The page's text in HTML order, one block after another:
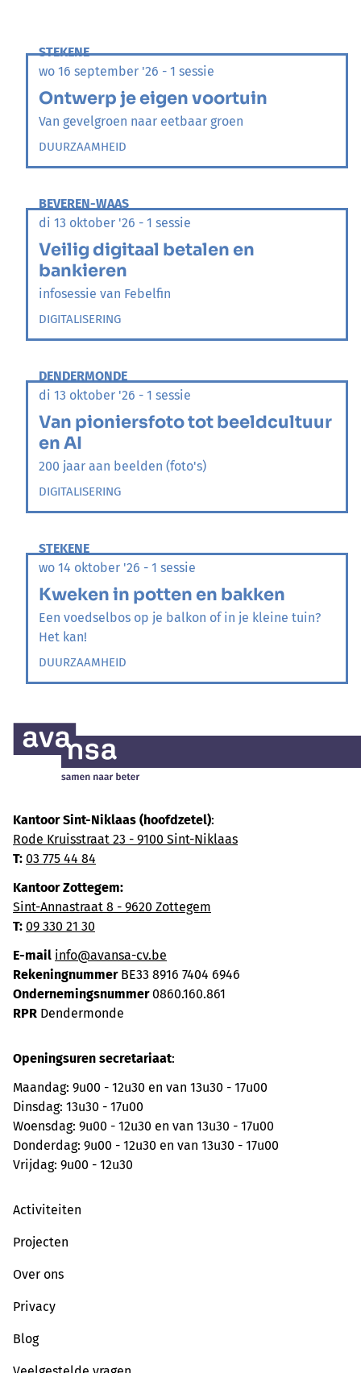
STEKENE
wo 16 september '26 - 1 sessie
Ontwerp je eigen voortuin
Van gevelgroen naar eetbaar groen
DUURZAAMHEID
BEVEREN-WAAS
di 13 oktober '26 - 1 sessie
Veilig digitaal betalen en
bankieren
infosessie van Febelfin
DIGITALISERING
DENDERMONDE
di 13 oktober '26 - 1 sessie
Van pioniersfoto tot beeldcultuur
en AI
200 jaar aan beelden (foto's)
DIGITALISERING
STEKENE
wo 14 oktober '26 - 1 sessie
Kweken in potten en bakken
Een voedselbos op je balkon of in je kleine tuin?
Het kan!
DUURZAAMHEID
Kantoor Sint-Niklaas (hoofdzetel):
Rode Kruisstraat 23 - 9100 Sint-Niklaas
T: 03 775 44 84
Kantoor Zottegem:
Sint-Annastraat 8 - 9620 Zottegem
T: 09 330 21 30
E-mail info@avansa-cv.be
Rekeningnummer BE33 8916 7404 6946
Ondernemingsnummer0860.160.861
RPR Dendermonde
Openingsuren secretariaat:
Maandag: 9u00 - 12u30 en van 13u30 - 17u00
Dinsdag: 13u30 - 17u00
Woensdag: 9u00 - 12u30 en van 13u30 - 17u00
Donderdag: 9u00 - 12u30 en van 13u30 - 17u00
Vrijdag: 9u00 - 12u30
Activiteiten
Projecten
Over ons
Privacy
Blog